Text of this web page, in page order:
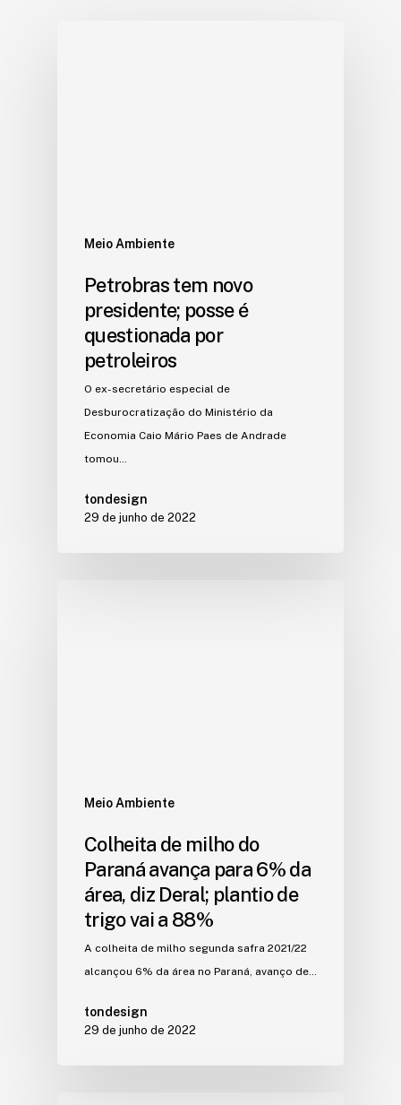
Meio Ambiente
Petrobras tem novo
presidente; posse é
questionada por
petroleiros
O ex-secretário especial de
Desburocratização do Ministério da
Economia Caio Mário Paes de Andrade
tomou…
tondesign
29 de junho de 2022
Meio Ambiente
Colheita de milho do
Paraná avança para 6% da
área, diz Deral; plantio de
trigo vai a 88%
A colheita de milho segunda safra 2021/22
alcançou 6% da área no Paraná, avanço de…
tondesign
29 de junho de 2022